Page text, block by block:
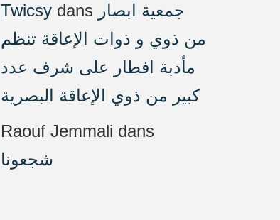
Twicsy dans جمعية ابصار
من ذوي و ذوات الإعاقة تنظم
مأدبة افطار على شرف عدد
كبير من ذوي الإعاقة البصرية
Raouf Jemmali dans
شجعونا